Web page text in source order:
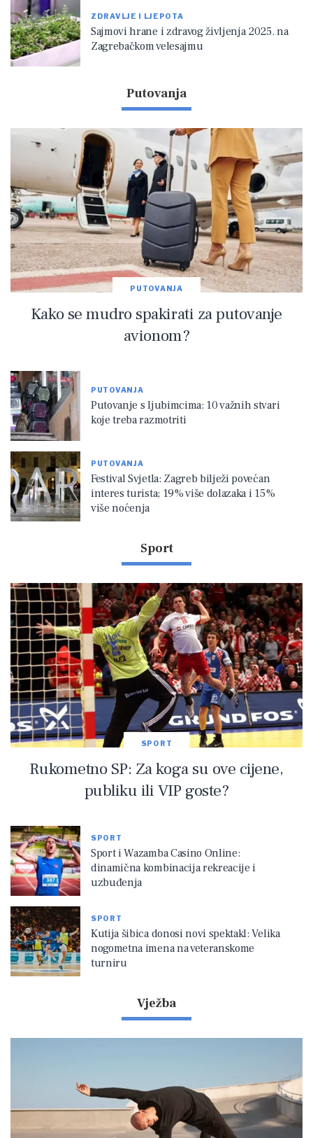
ZDRAVLJE I LJEPOTA
Sajmovi hrane i zdravog življenja 2025. na
Zagrebačkom velesajmu
Putovanja
PUTOVANJA
Kako se mudro spakirati za putovanje
avionom?
PUTOVANJA
Putovanje s ljubimcima: 10 važnih stvari
koje treba razmotriti
PUTOVANJA
Festival Svjetla: Zagreb bilježi povećan
interes turista; 19% više dolazaka i 15%
više noćenja
Sport
SPORT
Rukometno SP: Za koga su ove cijene,
publiku ili VIP goste?
SPORT
Sport i Wazamba Casino Online:
dinamična kombinacija rekreacije i
uzbuđenja
SPORT
Kutija šibica donosi novi spektakl: Velika
nogometna imena na veteranskome
turniru
Vježba